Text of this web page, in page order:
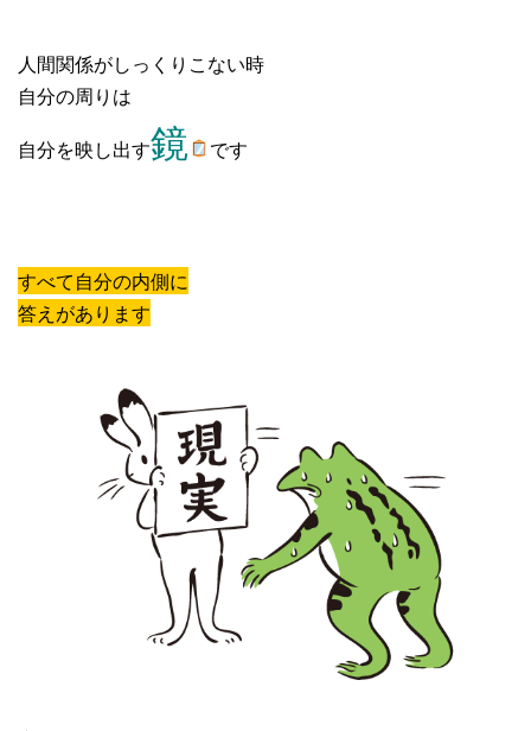
人間関係がしっくりこない時
自分の周りは
自分を映し出す鏡 です
すべて自分の内側に
答えがあります